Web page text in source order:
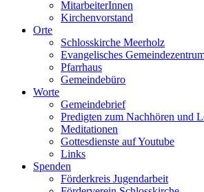
MitarbeiterInnen
Kirchenvorstand
Orte
Schlosskirche Meerholz
Evangelisches
Pfarrhaus
Gemeindebüro
Worte
Gemeindebrief
Predigten zum Nachhören und
Meditationen
Gottesdienste auf Youtube
Links
Spenden
Förderkreis Jugendarbeit